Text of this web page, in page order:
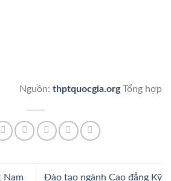
Nguồn: thptquocgia.orgTổng hợp
Nam
Đào tạo ngành Cao đẳng Kỹ